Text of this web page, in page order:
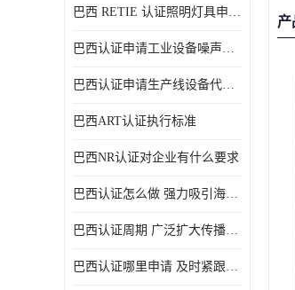
巴西 RETIE 认证照明灯具申请 RETIE 认证
巴西认证申请工业设备噪声控制认证规范
巴西认证申请生产线设备代理机构选择
巴西ART认证执行标准
巴西NR认证对企业有什么要求
巴西认证怎么做 强力吸引海外投资
巴西认证周期 广泛扩大传播范围
巴西认证哪里申请 及时紧跟法规变化
产